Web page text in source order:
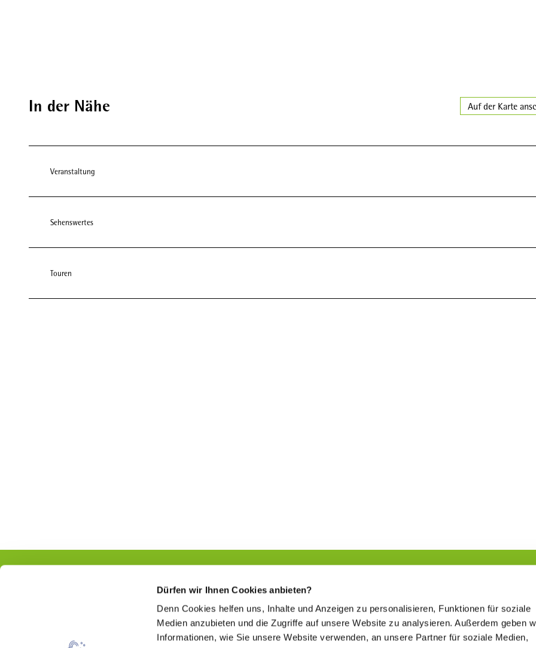
Dürfen wir Ihnen Cookies anbieten?
Denn Cookies helfen uns, Inhalte und Anzeigen zu personalisieren, Funktionen für soziale
Medien anzubieten und die Zugriffe auf unsere Website zu analysieren. Außerdem geben
Informationen, wie Sie unsere Website verwenden, an unsere Partner für soziale Medien,
In der Nähe Auf der Karte
Veranstaltung
Sehenswertes
Touren
Sich etwas Gutes tun
www.kur-in-hessen.de